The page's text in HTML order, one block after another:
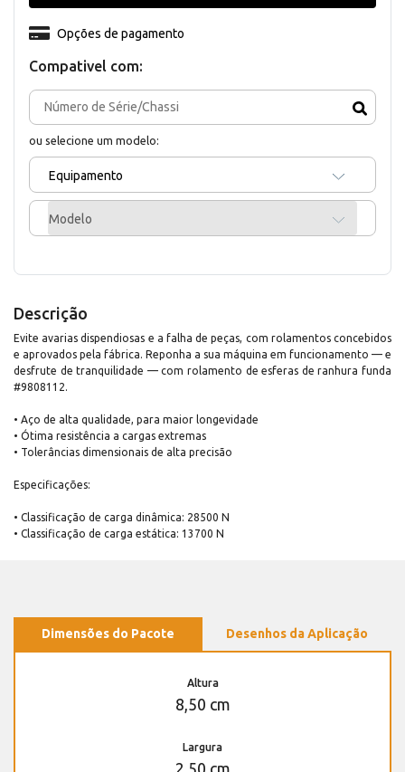
Compativel com:
ou selecione um modelo:
Equipamento
Modelo
Opções de pagamento
Descrição
Evite avarias dispendiosas e a falha de peças, com rolamentos concebidos
e aprovados pela fábrica. Reponha a sua máquina em funcionamento — e
desfrute de tranquilidade — com rolamento de esferas de ranhura funda
#9808112.
• Aço de alta qualidade, para maior longevidade
• Ótima resistência a cargas extremas
• Tolerâncias dimensionais de alta precisão
Especificações:
• Classificação de carga dinâmica: 28500 N
• Classificação de carga estática: 13700 N
Dimensões do Pacote Desenhos da Aplicação
Altura
8,50 cm
Largura
2,50 cm